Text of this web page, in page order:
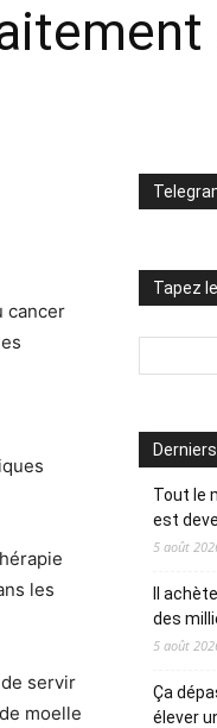
cancer
les
servir
moelle
Tapez
Tout le
est
5 août
Il
des
5 août
Ça
élever